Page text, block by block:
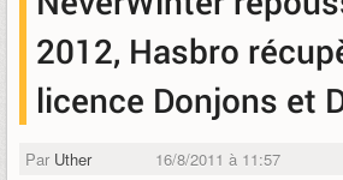
2012, Hasbro
licence Donjons et
Par Uther 16/8/2011 à 11:57